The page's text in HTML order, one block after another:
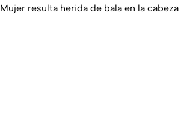
Mujer resulta herida de bala en la